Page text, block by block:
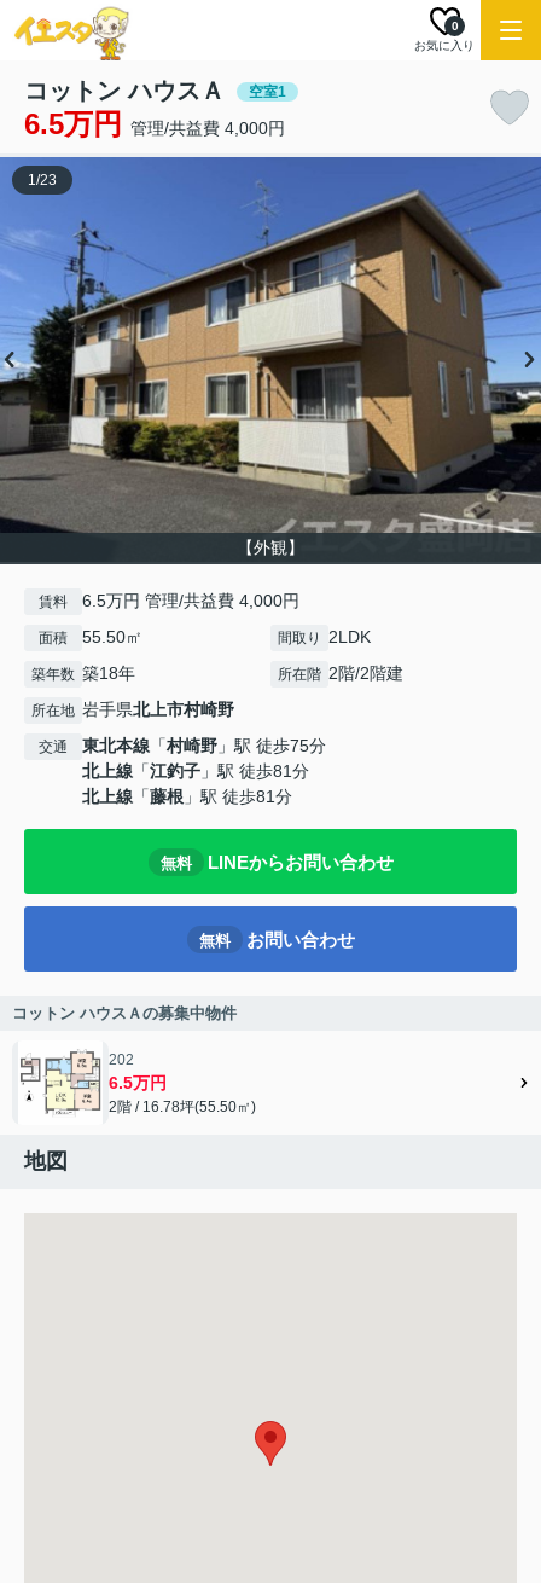
お気に入り
0
コットン ハウスＡ 空室1
6.5万円 管理/共益費 4,000円
【外観】
1/23
賃料 6.5万円 管理/共益費 4,000円
面積 55.50㎡ 間取り 2LDK
築年数 築18年 所在階 2階/2階建
所在地 岩手県北上市村崎野
交通 東北本線 「村崎野 」駅 徒歩75分
北上線 「江釣子 」駅 徒歩81分
北上線 「藤根 」駅 徒歩81分
無料 LINEからお問い合わせ
無料 お問い合わせ
コットン ハウスＡの募集中物件
202
6.5万円
2階 / 16.78坪(55.50㎡)
地図